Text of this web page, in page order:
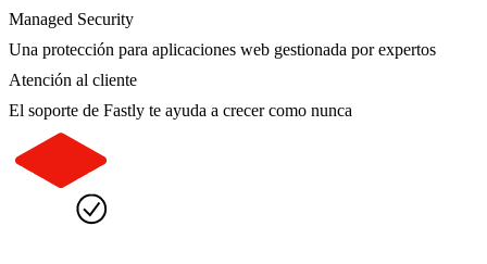
Managed Security
Una protección para aplicaciones web gestionada por expertos
Atención al cliente
El soporte de Fastly te ayuda a crecer como nunca